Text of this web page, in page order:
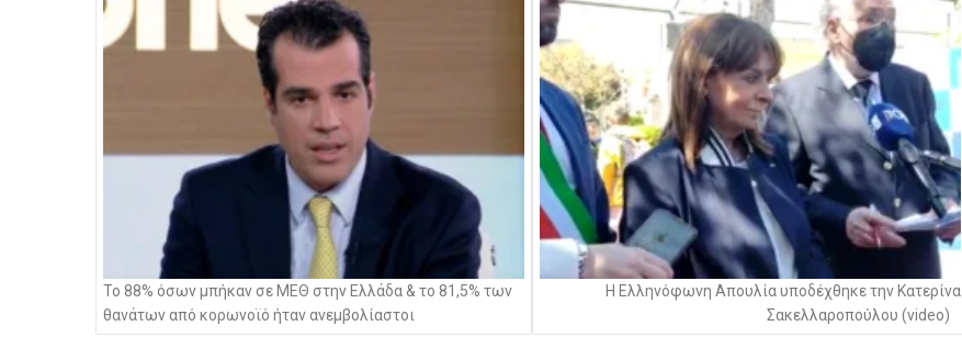
Το 88% όσων μπήκαν σε ΜΕΘ στην Ελλάδα & το 81,5% των
θανάτων από κορωνοϊό ήταν ανεμβολίαστοι
Η Eλληνόφωνη Απουλία υποδέχθηκε την Κατερίνα
Σακελλαροπούλου (video)